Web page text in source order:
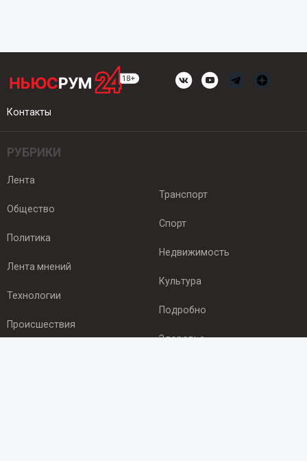
Контакты
РУБРИКИ
Лента
Общество
Политика
Лента мнений
Технологии
Происшествия
Транспорт
Спорт
Недвижимость
Культура
Подробно
Здоровье